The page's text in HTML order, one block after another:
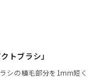
トブラシ」
シの植毛部分を1mm短く